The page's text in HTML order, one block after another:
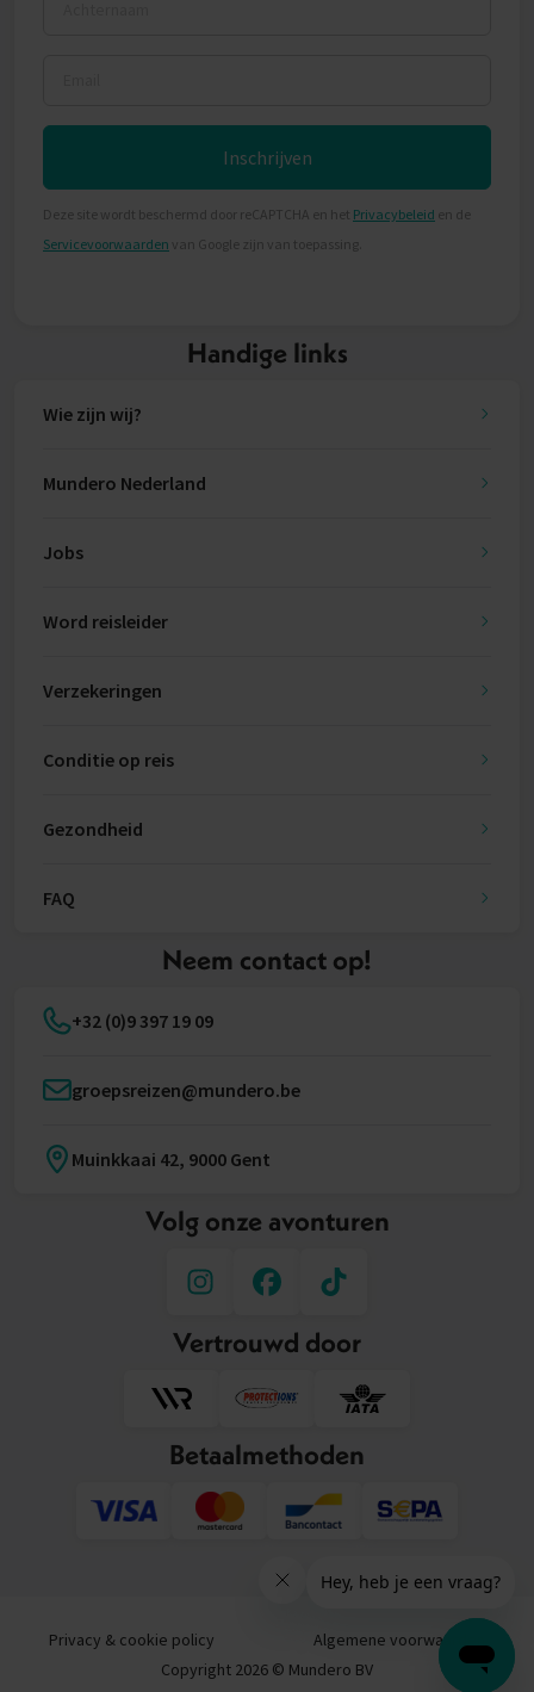
Inschrijven
Deze site wordt beschermd door reCAPTCHA en het Privacybeleid en de
Servicevoorwaarden van Google zijn van toepassing.
Handige links
Wie zijn wij?
Mundero Nederland
Jobs
Word reisleider
Verzekeringen
Conditie op reis
Gezondheid
FAQ
Neem contact op!
+32 (0)9 397 19 09
groepsreizen@mundero.be
Muinkkaai 42, 9000 Gent
Volg onze avonturen
Vertrouwd door
Betaalmethoden
Privacy & cookie policy
Algemene voorwaarden
Copyright 2026 © Mundero BV